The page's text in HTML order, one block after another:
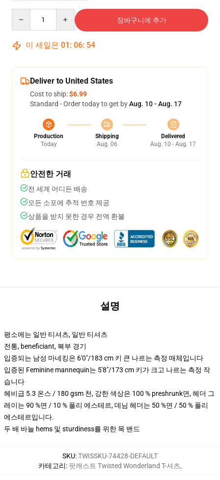
장바구니에 추가
이 세일은 01 : 06: 54
Deliver to United States
Cost to ship:$6.99
Standard - Order today to get byAug. 10 - Aug. 17
Production
Today
Shipping
Aug. 06
Delivered
Aug. 10 - Aug. 17
안전한 거래
전 세계 어디든 배송
모든 소포에 추적 번호 제공
상품을 받지 못한 경우 전액 환불
설명
평소에는 일반 티셔츠, 일반 티셔츠
전통, beneficiant, 복부 경기
입증되는 남성 마네킹은 6'0"/183 cm 키 큰 나르는 측정 매체입니다
입증된 Feminine mannequin는 5'8"/173 cm 키가 크고 나르는 측정 작
습니다
헤비급 5.3 온스 / 180 gsm 천, 강한 색상은 100 % preshrunk면, 헤더 그
레이는 90 %면 / 10 % 폴리 에스테르, 데님 헤더는 50 %면 / 50 % 폴리
에스테르입니다.
두 배 바늘 hems 및 sturdiness를 위한 목 밴드
SKU:TWISSKU-74428-DEFAULT
카테고리: 팟캐스트 Twisted Wonderland T-셔츠,